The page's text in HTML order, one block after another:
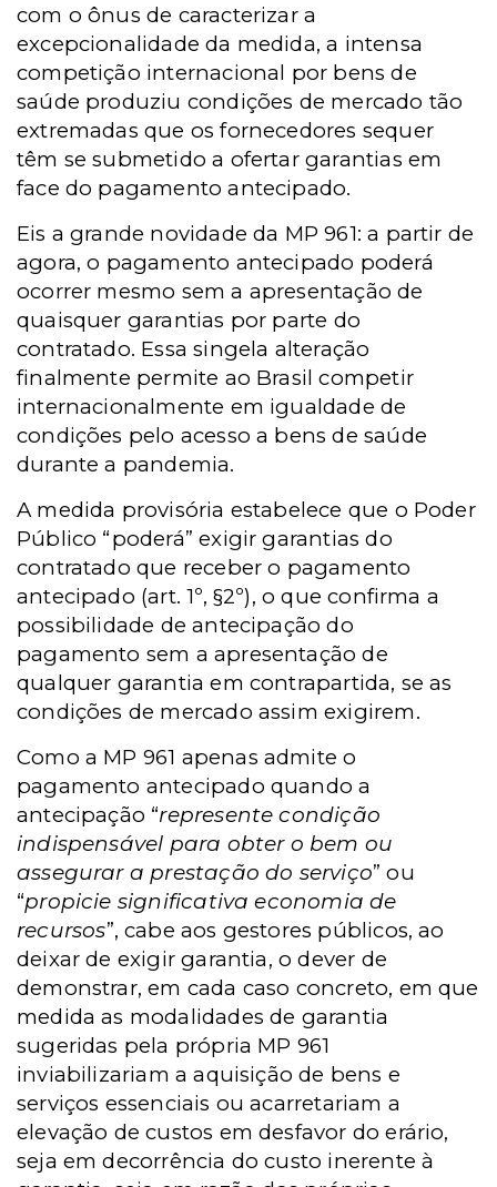
com o ônus de caracterizar a
excepcionalidade da medida, a intensa
competição internacional por bens de
saúde produziu condições de mercado tão
extremadas que os fornecedores sequer
têm se submetido a ofertar garantias em
face do pagamento antecipado.
Eis a grande novidade da MP 961: a partir de
agora, o pagamento antecipado poderá
ocorrer mesmo sem a apresentação de
quaisquer garantias por parte do
contratado. Essa singela alteração
finalmente permite ao Brasil competir
internacionalmente em igualdade de
condições pelo acesso a bens de saúde
durante a pandemia.
A medida provisória estabelece que o Poder
Público “poderá” exigir garantias do
contratado que receber o pagamento
antecipado (art. 1º, §2º), o que confirma a
possibilidade de antecipação do
pagamento sem a apresentação de
qualquer garantia em contrapartida, se as
condições de mercado assim exigirem.
Como a MP 961 apenas admite o
pagamento antecipado quando a
antecipação “represente condição
indispensável para obter o bem ou
assegurar a prestação do serviço” ou
“propicie significativa economia de
recursos”, cabe aos gestores públicos, ao
deixar de exigir garantia, o dever de
demonstrar, em cada caso concreto, em que
medida as modalidades de garantia
sugeridas pela própria MP 961
inviabilizariam a aquisição de bens e
serviços essenciais ou acarretariam a
elevação de custos em desfavor do erário,
seja em decorrência do custo inerente à